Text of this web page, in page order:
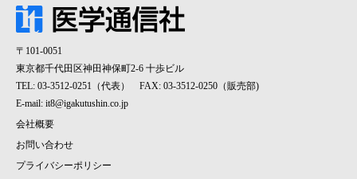
〒101-0051
東京都千代田区神田神保町2-6 十歩ビル
TEL: 03-3512-0251（代表） FAX: 03-3512-0250（販売部)
E-mail: it8@igakutushin.co.jp
会社概要
お問い合わせ
プライバシーポリシー